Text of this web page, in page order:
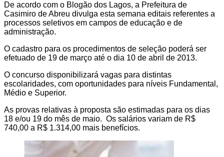
De acordo com o Blogão dos Lagos, a Prefeitura de
Casimiro de Abreu divulga esta semana editais referentes a
processos seletivos em campos de educação e de
administração.
O cadastro para os procedimentos de seleção poderá ser
efetuado de 19 de março até o dia 10 de abril de 2013.
O concurso disponibilizará vagas para distintas
escolaridades, com oportunidades para níveis Fundamental,
Médio e Superior.
As provas relativas à proposta são estimadas para os dias
18 e/ou 19 do mês de maio. Os salários variam de R$
740,00 a R$ 1.314,00 mais benefícios.